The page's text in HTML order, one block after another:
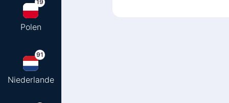
19
Polen
91
Niederlande